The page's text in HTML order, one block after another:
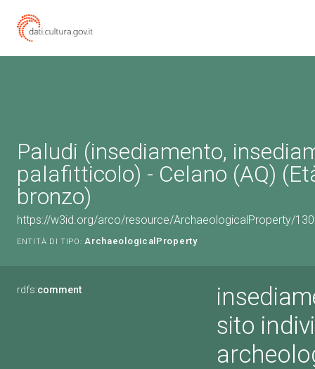
Paludi (insediamento,
palafitticolo) - Celano (AQ)
bronzo)
https://w3id.org/arco/resource/ArchaeologicalProperty/
ENTITÀ DI TIPO: ArchaeologicalProperty
rdfs:comment
sito